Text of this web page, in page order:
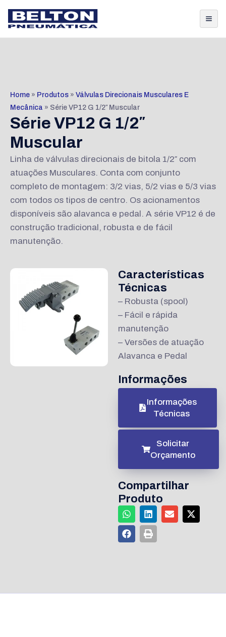
Home » Produtos » Válvulas Direcionais Musculares E
Mecânica » Série VP12 G 1/2″ Muscular
Série VP12 G 1/2″
Muscular
Linha de válvulas direcionais de bitola 1/2″ com
atuações Musculares. Conta com conjunto
completo de montagem: 3/2 vias, 5/2 vias e 5/3 vias
com todos os tipos de centro. Os acionamentos
disponíveis são alavanca e pedal. A série VP12 é de
construção tradicional, robusta e de fácil
manutenção.
Características
Técnicas
– Robusta (spool)
– Fácil e rápida
manutenção
– Versões de atuação
Alavanca e Pedal
Informações
Informações
Técnicas
Solicitar
Orçamento
Compartilhar
Produto